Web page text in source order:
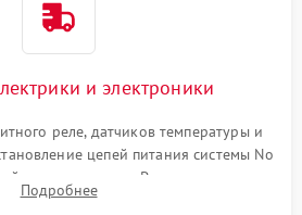
и электроники
реле, датчиков температуры и
цепей питания системы No
и вентилятор. Ремонт или замена
при сбоях алгоритмов.
Подробнее